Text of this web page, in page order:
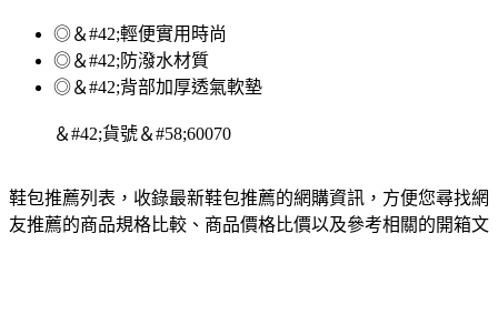
◎＆#42;輕便實用時尚
◎＆#42;防潑水材質
◎＆#42;背部加厚透氣軟墊
＆#42;貨號＆#58;60070
鞋包推薦列表，收錄最新鞋包推薦的網購資訊，方便您尋找網
友推薦的商品規格比較、商品價格比價以及參考相關的開箱文